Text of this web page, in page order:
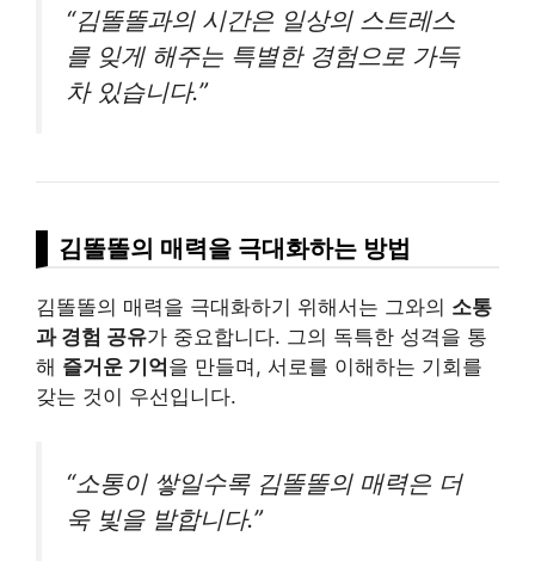
“김똘똘과의 시간은 일상의 스트레스
를 잊게 해주는 특별한 경험으로 가득
차 있습니다.”
김똘똘의 매력을 극대화하는 방법
김똘똘의 매력을 극대화하기 위해서는 그와의 소통
과 경험 공유가 중요합니다. 그의 독특한 성격을 통
해 즐거운 기억을 만들며, 서로를 이해하는 기회를
갖는 것이 우선입니다.
“소통이 쌓일수록 김똘똘의 매력은 더
욱 빛을 발합니다.”